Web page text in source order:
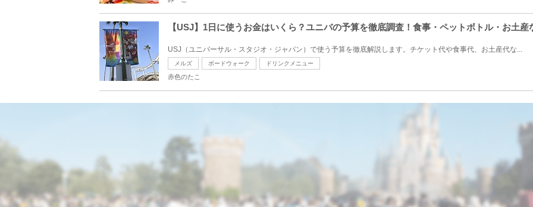
【USJ】1日に使うお金はいくら？ユニバの予算を徹底調査！食事・ペットボトル・お土産
USJ（ユニバーサル・スタジオ・ジャパン）で使う予算を徹底解説します。チケット代や食事代、お土産代な...
メルズ ボードウォーク ドリンクメニュー
赤色のたこ